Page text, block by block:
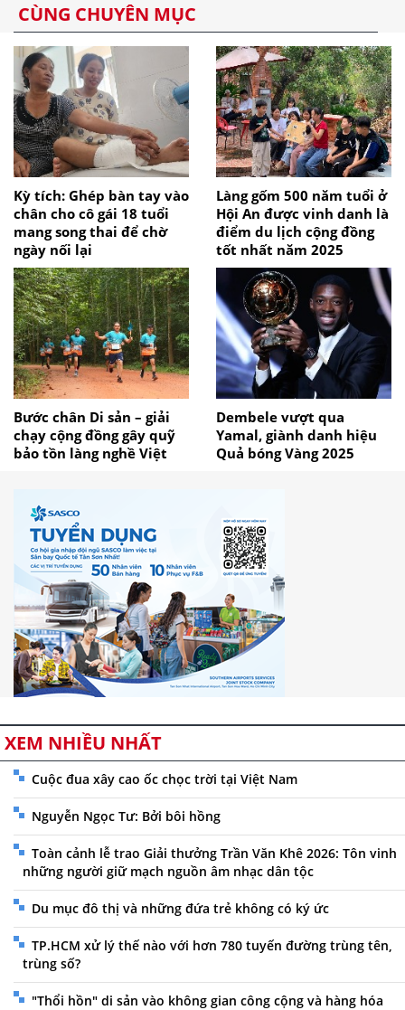
CÙNG CHUYÊN MỤC
Kỳ tích: Ghép bàn tay vào
chân cho cô gái 18 tuổi
mang song thai để chờ
ngày nối lại
Làng gốm 500 năm tuổi ở
Hội An được vinh danh là
điểm du lịch cộng đồng
tốt nhất năm 2025
Bước chân Di sản – giải
chạy cộng đồng gây quỹ
bảo tồn làng nghề Việt
Dembele vượt qua
Yamal, giành danh hiệu
Quả bóng Vàng 2025
XEM NHIỀU NHẤT
Cuộc đua xây cao ốc chọc trời tại Việt Nam
Nguyễn Ngọc Tư: Bởi bôi hồng
Toàn cảnh lễ trao Giải thưởng Trần Văn Khê 2026: Tôn vinh
những người giữ mạch nguồn âm nhạc dân tộc
Du mục đô thị và những đứa trẻ không có ký ức
TP.HCM xử lý thế nào với hơn 780 tuyến đường trùng tên,
trùng số?
"Thổi hồn" di sản vào không gian công cộng và hàng hóa